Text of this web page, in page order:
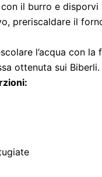
il burro e
preriscaldare il
l’acqua con
ottenuta sui Biberli.